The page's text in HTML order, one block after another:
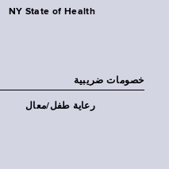
NY State of Health
خصومات ضريبية
رعاية طفل/معال